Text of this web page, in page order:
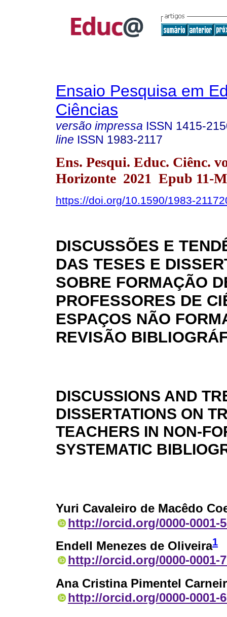
Ensaio Pesquisa em
Ciências
versão impressa ISSN 1415-
line ISSN 1983-2117
Ens. Pesqui. Educ. Ciênc.
Horizonte 2021 Epub 11-
https://doi.org/10.1590/1983-
DISCUSSÕES E
DAS TESES E
SOBRE FORMAÇÃO
PROFESSORES DE
ESPAÇOS NÃO
REVISÃO
DISCUSSIONS AND
DISSERTATIONS ON
TEACHERS IN NON-
SYSTEMATIC
Yuri Cavaleiro de Macêdo
http://orcid.org/0000-0001-
Endell Menezes de Oliveira1
http://orcid.org/0000-0001-
Ana Cristina Pimentel
http://orcid.org/0000-0001-